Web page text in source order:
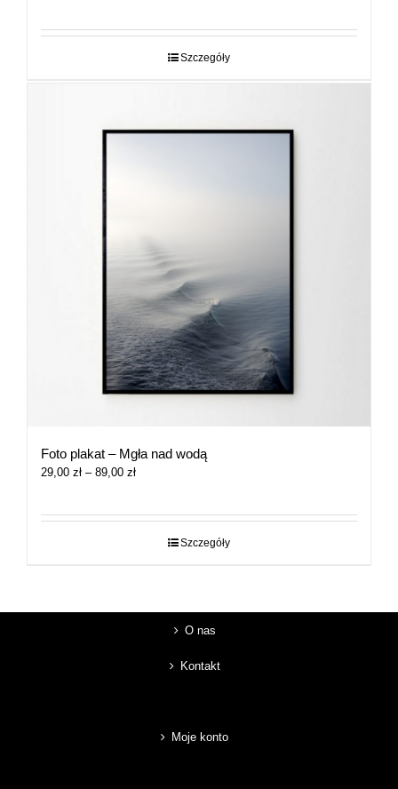
29,00 zł
Szczegóły
Foto plakat – Mgła nad wodą
29,00 zł – 89,00 złZakres
29,00 zł
Szczegóły
O nas
Kontakt
Moje konto